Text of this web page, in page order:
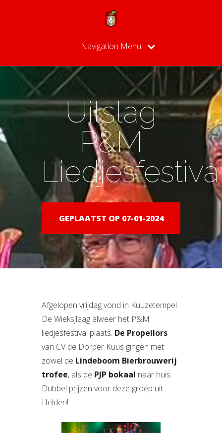
Navigation Menu
Uitslag
P&M
GEPLAATST OP 07-01-2024
Afgelopen vrijdag vond in Kuuzetempel
De Wieksjlaag alweer het P&M
liedjesfestival plaats. De Propellors
van CV de Dörper Kuus gingen met
zowel de Lindeboom Bierbrouwerij
trofee, als de PJP bokaal naar huis.
Dubbel prijzen voor deze groep uit
Helden!